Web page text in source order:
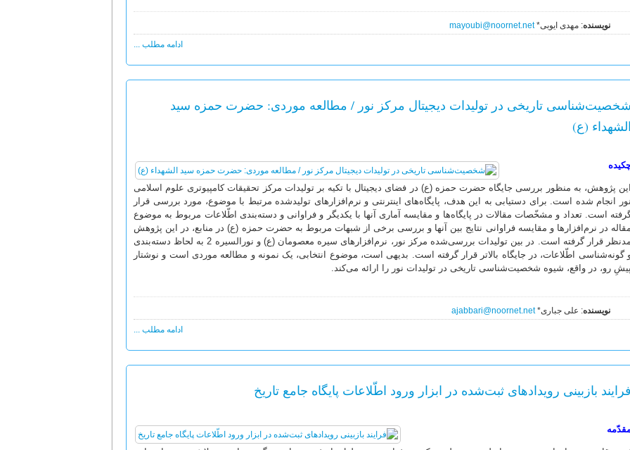
نویسنده: مهدی ایوبی*mayoubi@noornet.net
ادامه مطلب ...
شخصیت‌شناسی تاریخی در تولیدات دیجیتال مرکز نور / مطالعه موردی: حضرت حمزه سید
الشهداء (ع)
این پژوهش، به منظور بررسی جایگاه حضرت حمزه (ع) در فضای دیجیتال با تکیه بر تولیدات مرکز تحقیقات کامپیوتری علوم اسلامی
نور انجام شده است. برای دستیابی به این هدف، پایگاه‌های اینترنتی و نرم‌افزارهای تولیدشده مرتبط با موضوع، مورد بررسی قرار
است. تعداد و مشخّصات مقالات در پایگاه‌ها و مقایسه آماری آنها با یکدیگر و فراوانی و دسته‌بندی اطّلاعات مربوط به موضوع
مقاله در نرم‌افزارها و مقایسه فراوانی نتایج بین آنها و بررسی برخی از شبهات مربوط به حضرت حمزه (ع) در منابع، در این پژوهش
مدنظر قرار گرفته است. در بین تولیدات بررسی‌شده مرکز نور، نرم‌افزارهای سیره معصومان (ع) و نورالسیره 2 به لحاظ دسته‌بندی
گونه‌شناسی اطّلاعات، در جایگاه بالاتر قرار گرفته است. بدیهی است، موضوع انتخابی، یک نمونه و مطالعه موردی است و نوشتار
پیشِ رو، در واقع، شیوه شخصیت‌شناسی تاریخی در تولیدات نور را ارائه می‌کند.
نویسنده: علی جباری*ajabbari@noornet.net
ادامه مطلب ...
فرایند بازبینی رویدادهای ثبت‌شده در ابزار ورود اطّلاعات پایگاه جامع تاریخ